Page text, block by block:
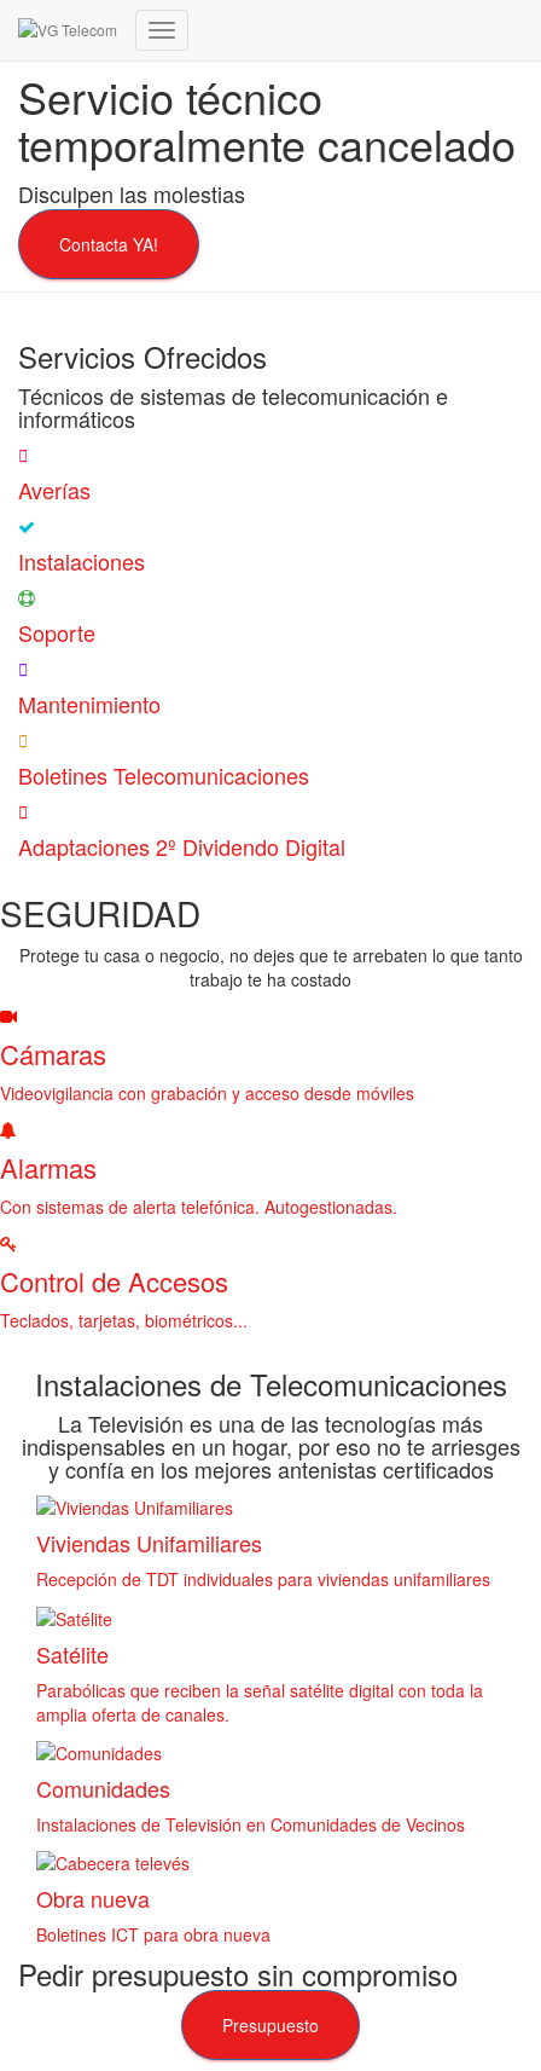
Cambiar
de
navegación
Servicio técnico
temporalmente cancelado
Disculpen las molestias
Contacta YA!
Servicios Ofrecidos
Técnicos de sistemas de telecomunicación e
informáticos
Averías
Instalaciones
Soporte
Mantenimiento
Boletines Telecomunicaciones
Adaptaciones 2º Dividendo Digital
SEGURIDAD
Protege tu casa o negocio, no dejes que te arrebaten lo que tanto
trabajo te ha costado
Cámaras
Videovigilancia con grabación y acceso desde móviles
Alarmas
Con sistemas de alerta telefónica. Autogestionadas.
Control de Accesos
Teclados, tarjetas, biométricos...
Instalaciones de Telecomunicaciones
La Televisión es una de las tecnologías más
indispensables en un hogar, por eso no te arriesges
y confía en los mejores antenistas certificados
Viviendas Unifamiliares
Recepción de TDT individuales para viviendas unifamiliares
Satélite
Parabólicas que reciben la señal satélite digital con toda la
amplia oferta de canales.
Comunidades
Instalaciones de Televisión en Comunidades de Vecinos
Obra nueva
Boletines ICT para obra nueva
Pedir presupuesto sin compromiso
Presupuesto